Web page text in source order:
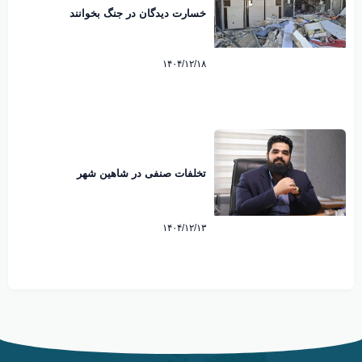
خسارت دیدگان در جنگ بخوانند
۱۴۰۴/۱۲/۱۸
تخلفات صنفی در شاهین شهر
۱۴۰۴/۱۲/۱۳